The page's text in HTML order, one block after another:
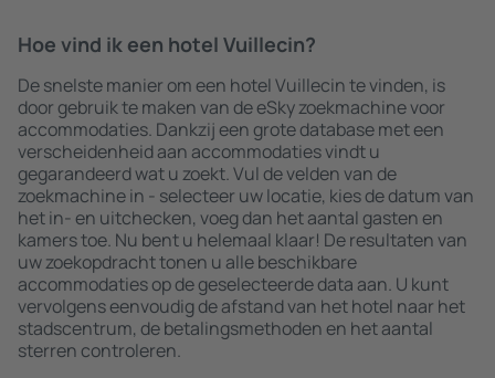
Hoe vind ik een hotel Vuillecin?
De snelste manier om een hotel Vuillecin te vinden, is
door gebruik te maken van de eSky zoekmachine voor
accommodaties. Dankzij een grote database met een
verscheidenheid aan accommodaties vindt u
gegarandeerd wat u zoekt. Vul de velden van de
zoekmachine in - selecteer uw locatie, kies de datum van
het in- en uitchecken, voeg dan het aantal gasten en
kamers toe. Nu bent u helemaal klaar! De resultaten van
uw zoekopdracht tonen u alle beschikbare
accommodaties op de geselecteerde data aan. U kunt
vervolgens eenvoudig de afstand van het hotel naar het
stadscentrum, de betalingsmethoden en het aantal
sterren controleren.